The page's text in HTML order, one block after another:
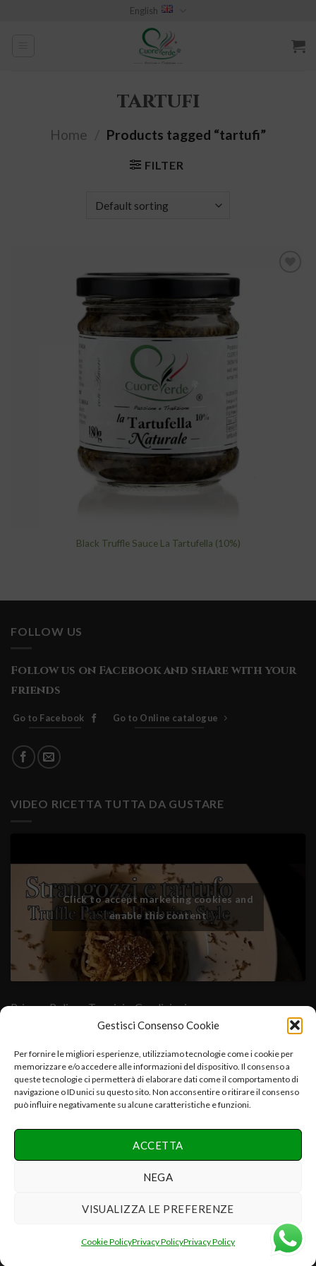
Gestisci Consenso Cookie
Per fornire le migliori esperienze, utilizziamo tecnologie come i cookie per
memorizzare e/o accedere alle informazioni del dispositivo. Il consenso a
queste tecnologie ci permetterà di elaborare dati come il comportamento di
navigazione o ID unici su questo sito. Non acconsentire o ritirare il consenso
può influire negativamente su alcune caratteristiche e funzioni.
ACCETTA
NEGA
VISUALIZZA LE PREFERENZE
Cookie PolicyPrivacy PolicyPrivacy Policy
English
tartufi
Home Products tagged “tartufi”
FILTER
Black Truffle Sauce La Tartufella (10%)
FOLLOW US
Follow us on Facebook and share with your
friends
Go to Facebook Go to Online catalogue
VIDEO RICETTA TUTTA DA GUSTARE
Click to accept marketing cookies and
enable this content
Privacy Policy- Termini e Condizioni
Cuore Verde Natura srls , via I°Maggio,25-06054.Fratta Todina-
PG-Italy C.f.-P.iva:03392670547-CCIAA PG 03392670547-
REA:PG-286075 e.mail:info@cuoreverdenatura.com
Copyright 2026 ©Cuore Verde Natura srls Tutti i diritti
riservati
Realizzazione Networx Internet Solutions PHOTO-VIDEO &
DESIGN by Danilo P.